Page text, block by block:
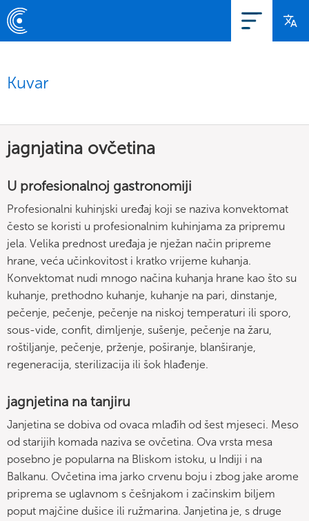
Kuvar
jagnjatina ovčetina
U profesionalnoj gastronomiji
Profesionalni kuhinjski uređaj koji se naziva konvektomat
često se koristi u profesionalnim kuhinjama za pripremu
jela. Velika prednost uređaja je nježan način pripreme
hrane, veća učinkovitost i kratko vrijeme kuhanja.
Konvektomat nudi mnogo načina kuhanja hrane kao što su
kuhanje, prethodno kuhanje, kuhanje na pari, dinstanje,
pečenje, pečenje, pečenje na niskoj temperaturi ili sporo,
sous-vide, confit, dimljenje, sušenje, pečenje na žaru,
roštiljanje, pečenje, prženje, poširanje, blanširanje,
regeneracija, sterilizacija ili šok hlađenje.
jagnjetina na tanjiru
Janjetina se dobiva od ovaca mlađih od šest mjeseci. Meso
od starijih komada naziva se ovčetina. Ova vrsta mesa
posebno je popularna na Bliskom istoku, u Indiji i na
Balkanu. Ovčetina ima jarko crvenu boju i zbog jake arome
priprema se uglavnom s češnjakom i začinskim biljem
poput majčine dušice ili ružmarina. Janjetina je, s druge